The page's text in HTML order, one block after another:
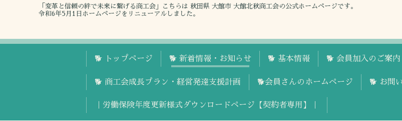
「変革と信頼の絆で未来に繋げる商工会」こちらは 秋田県 大館市 大館北秋商工会の公式ホームページです。
令和6年5月1日ホームページをリニューアルしました。
🐕 トップページ 🐕 新着情報・お知らせ 🐕 基本情報 🐕 会員加入のご案内
🐕 商工会成長プラン・経営発達支援計画 🐕会員さんのホームページ 🐕 お問
｜労働保険年度更新様式ダウンロードページ【契約者専用】｜